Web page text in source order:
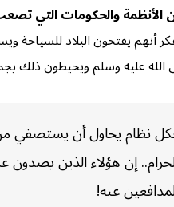
الأنظمة والحكومات التي
أنهم يفتحون البلاد
عليه وسلم ويحيطون ذلك
نظام يحاول أن يستصفي من
إن هؤلاء الذين
عنه!